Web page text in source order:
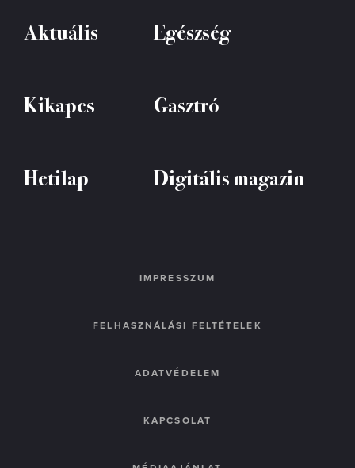
Aktuális Egészség
Kikapcs Gasztró
Hetilap Digitális magazin
IMPRESSZUM
FELHASZNÁLÁSI FELTÉTELEK
ADATVÉDELEM
KAPCSOLAT